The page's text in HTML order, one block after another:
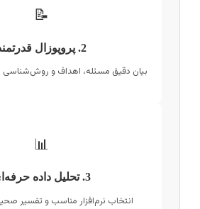
بیان دقیق مسئله، اهداف و روش‌شناسی
انتخاب نرم‌افزار مناسب و تفسیر صحیح